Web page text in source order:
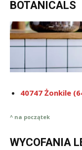
BOTANICALS
40747 Żonkile
^ na początek
WYCOFANIA